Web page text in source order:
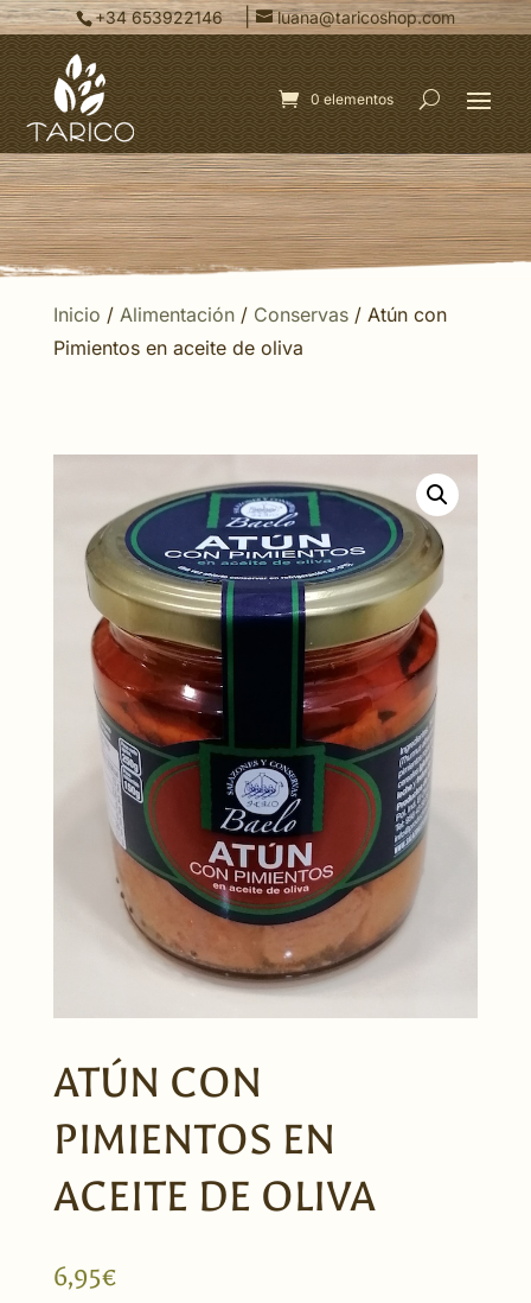
+34 653922146 | luana@taricoshop.com
0 elementos
Inicio / Alimentación/ Conservas/ Atún con
Pimientos en aceite de oliva
ATÚN CON
PIMIENTOS EN
ACEITE DE OLIVA
6,95€